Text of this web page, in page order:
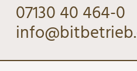
07130 40 464-0